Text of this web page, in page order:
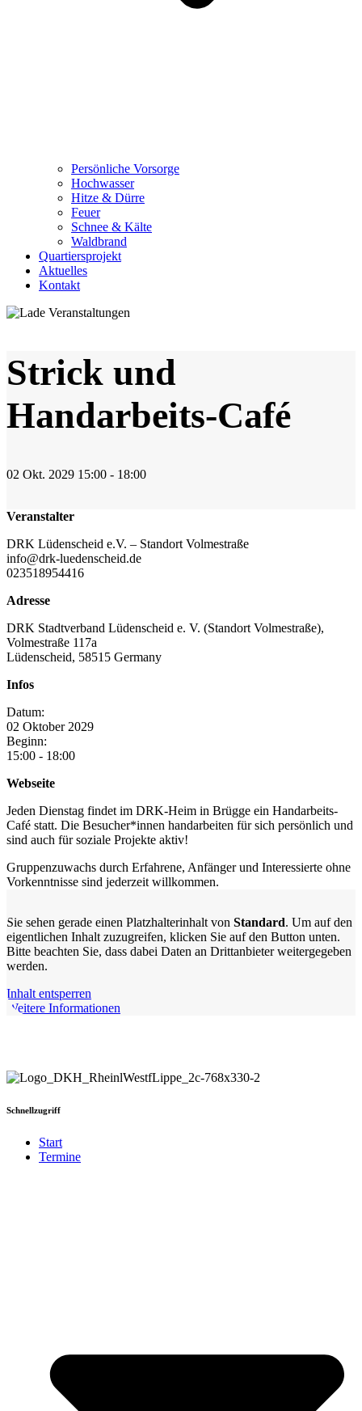
Persönliche Vorsorge
Hochwasser
Hitze & Dürre
Feuer
Schnee & Kälte
Waldbrand
Quartiersprojekt
Aktuelles
Kontakt
Strick und
Handarbeits-Café
02 Okt. 2029 15:00 - 18:00
Veranstalter
DRK Lüdenscheid e.V. – Standort Volmestraße
info@drk-luedenscheid.de
023518954416
Adresse
DRK Stadtverband Lüdenscheid e. V. (Standort Volmestraße),
Volmestraße 117a
Lüdenscheid, 58515 Germany
Infos
Datum:
02 Oktober 2029
Beginn:
15:00 - 18:00
Webseite
Jeden Dienstag findet im DRK-Heim in Brügge ein Handarbeits-
Café statt. Die Besucher*innen handarbeiten für sich persönlich und
sind auch für soziale Projekte aktiv!
Gruppenzuwachs durch Erfahrene, Anfänger und Interessierte ohne
Vorkenntnisse sind jederzeit willkommen.
Sie sehen gerade einen Platzhalterinhalt von Standard. Um auf den
eigentlichen Inhalt zuzugreifen, klicken Sie auf den Button unten.
Bitte beachten Sie, dass dabei Daten an Drittanbieter weitergegeben
werden.
Inhalt entsperren
Weitere Informationen
Schnellzugriff
Start
Termine